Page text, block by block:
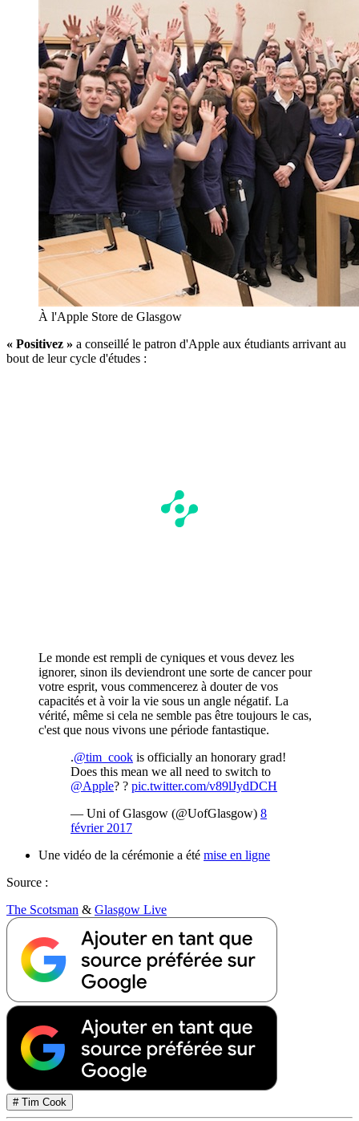
À l'Apple Store de Glasgow
« Positivez » a conseillé le patron d'Apple aux étudiants arrivant au
bout de leur cycle d'études :
Le monde est rempli de cyniques et vous devez les
ignorer, sinon ils deviendront une sorte de cancer pour
votre esprit, vous commencerez à douter de vos
capacités et à voir la vie sous un angle négatif. La
vérité, même si cela ne semble pas être toujours le cas,
c'est que nous vivons une période fantastique.
.@tim_cook is officially an honorary grad!
Does this mean we all need to switch to
@Apple? ? pic.twitter.com/v89lJydDCH
— Uni of Glasgow (@UofGlasgow) 8
février 2017
Une vidéo de la cérémonie a été mise en ligne
Source :
The Scotsman & Glasgow Live
# Tim Cook